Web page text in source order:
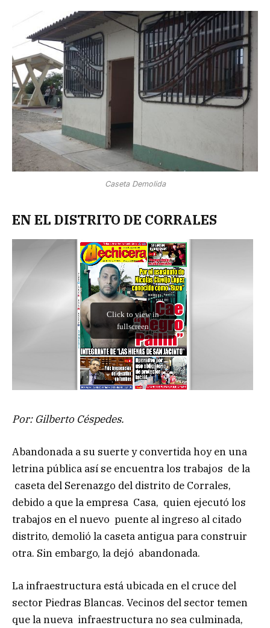
Caseta Demolida
EN EL DISTRITO DE CORRALES
Por: Gilberto Céspedes.
Abandonada a su suerte y convertida hoy en una
letrina pública así se encuentra los trabajos de la
caseta del Serenazgo del distrito de Corrales,
debido a que la empresa Casa, quien ejecutó los
trabajos en el nuevo puente al ingreso al citado
distrito, demolió la caseta antigua para construir
otra. Sin embargo, la dejó abandonada.
La infraestructura está ubicada en el cruce del
sector Piedras Blancas. Vecinos del sector temen
que la nueva infraestructura no sea culminada,